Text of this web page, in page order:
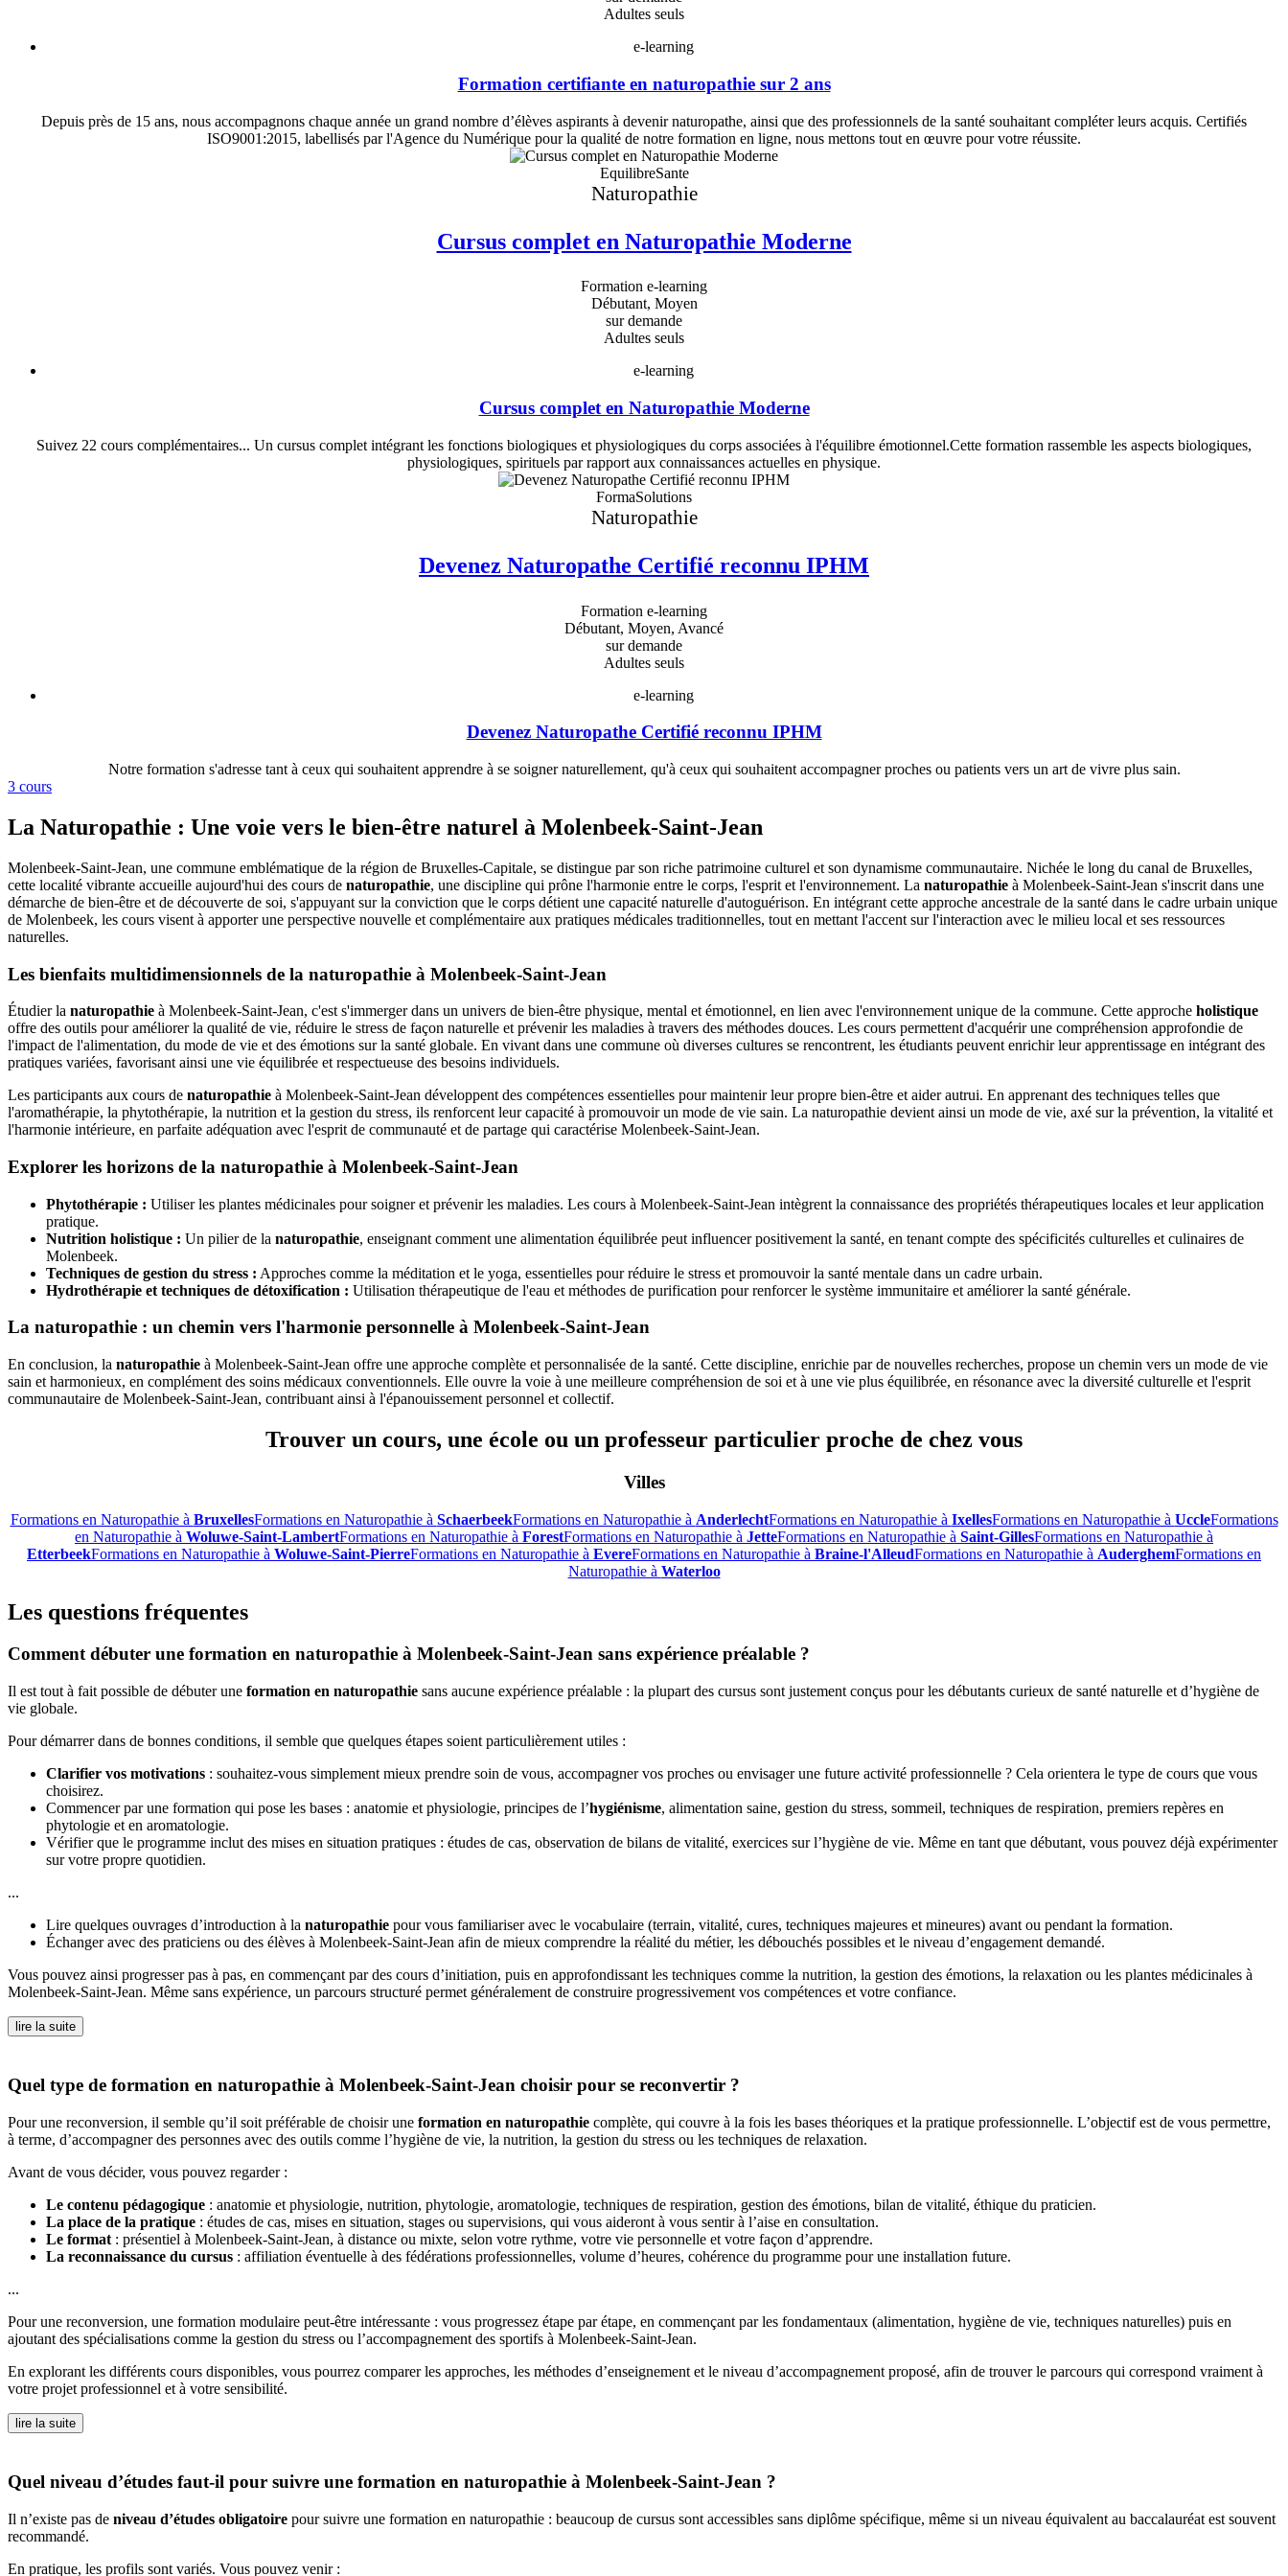
Adultes seuls
e-learning
Formation certifiante en naturopathie sur 2 ans
Depuis près de 15 ans, nous accompagnons chaque année un grand nombre d’élèves aspirants à devenir naturopathe, ainsi que des professionnels de la santé souhaitant compléter leurs acquis. Certifiés
ISO9001:2015, labellisés par l'Agence du Numérique pour la qualité de notre formation en ligne, nous mettons tout en œuvre pour votre réussite.
EquilibreSante
Naturopathie
Cursus complet en Naturopathie Moderne
Formation e-learning
Débutant, Moyen
sur demande
Adultes seuls
e-learning
Cursus complet en Naturopathie Moderne
Suivez 22 cours complémentaires... Un cursus complet intégrant les fonctions biologiques et physiologiques du corps associées à l'équilibre émotionnel.Cette formation rassemble les aspects biologiques,
physiologiques, spirituels par rapport aux connaissances actuelles en physique.
FormaSolutions
Naturopathie
Devenez Naturopathe Certifié reconnu IPHM
Formation e-learning
Débutant, Moyen, Avancé
sur demande
Adultes seuls
e-learning
Devenez Naturopathe Certifié reconnu IPHM
Notre formation s'adresse tant à ceux qui souhaitent apprendre à se soigner naturellement, qu'à ceux qui souhaitent accompagner proches ou patients vers un art de vivre plus sain.
3 cours
La Naturopathie : Une voie vers le bien-être naturel à Molenbeek-Saint-Jean
Molenbeek-Saint-Jean, une commune emblématique de la région de Bruxelles-Capitale, se distingue par son riche patrimoine culturel et son dynamisme communautaire. Nichée le long du canal de Bruxelles,
cette localité vibrante accueille aujourd'hui des cours de naturopathie, une discipline qui prône l'harmonie entre le corps, l'esprit et l'environnement. La naturopathie à Molenbeek-Saint-Jean s'inscrit dans une
démarche de bien-être et de découverte de soi, s'appuyant sur la conviction que le corps détient une capacité naturelle d'autoguérison. En intégrant cette approche ancestrale de la santé dans le cadre urbain unique
de Molenbeek, les cours visent à apporter une perspective nouvelle et complémentaire aux pratiques médicales traditionnelles, tout en mettant l'accent sur l'interaction avec le milieu local et ses ressources
naturelles.
Les bienfaits multidimensionnels de la naturopathie à Molenbeek-Saint-Jean
Étudier la naturopathie à Molenbeek-Saint-Jean, c'est s'immerger dans un univers de bien-être physique, mental et émotionnel, en lien avec l'environnement unique de la commune. Cette approche holistique
offre des outils pour améliorer la qualité de vie, réduire le stress de façon naturelle et prévenir les maladies à travers des méthodes douces. Les cours permettent d'acquérir une compréhension approfondie de
l'impact de l'alimentation, du mode de vie et des émotions sur la santé globale. En vivant dans une commune où diverses cultures se rencontrent, les étudiants peuvent enrichir leur apprentissage en intégrant des
pratiques variées, favorisant ainsi une vie équilibrée et respectueuse des besoins individuels.
Les participants aux cours de naturopathie à Molenbeek-Saint-Jean développent des compétences essentielles pour maintenir leur propre bien-être et aider autrui. En apprenant des techniques telles que
l'aromathérapie, la phytothérapie, la nutrition et la gestion du stress, ils renforcent leur capacité à promouvoir un mode de vie sain. La naturopathie devient ainsi un mode de vie, axé sur la prévention, la vitalité et
l'harmonie intérieure, en parfaite adéquation avec l'esprit de communauté et de partage qui caractérise Molenbeek-Saint-Jean.
Explorer les horizons de la naturopathie à Molenbeek-Saint-Jean
Phytothérapie : Utiliser les plantes médicinales pour soigner et prévenir les maladies. Les cours à Molenbeek-Saint-Jean intègrent la connaissance des propriétés thérapeutiques locales et leur application
pratique.
Nutrition holistique : Un pilier de la naturopathie, enseignant comment une alimentation équilibrée peut influencer positivement la santé, en tenant compte des spécificités culturelles et culinaires de
Molenbeek.
Techniques de gestion du stress : Approches comme la méditation et le yoga, essentielles pour réduire le stress et promouvoir la santé mentale dans un cadre urbain.
Hydrothérapie et techniques de détoxification : Utilisation thérapeutique de l'eau et méthodes de purification pour renforcer le système immunitaire et améliorer la santé générale.
La naturopathie : un chemin vers l'harmonie personnelle à Molenbeek-Saint-Jean
En conclusion, la naturopathie à Molenbeek-Saint-Jean offre une approche complète et personnalisée de la santé. Cette discipline, enrichie par de nouvelles recherches, propose un chemin vers un mode de vie
sain et harmonieux, en complément des soins médicaux conventionnels. Elle ouvre la voie à une meilleure compréhension de soi et à une vie plus équilibrée, en résonance avec la diversité culturelle et l'esprit
communautaire de Molenbeek-Saint-Jean, contribuant ainsi à l'épanouissement personnel et collectif.
Trouver un cours, une école ou un professeur particulier proche de chez vous
Villes
Formations en Naturopathie à BruxellesFormations en Naturopathie à SchaerbeekFormations en Naturopathie à AnderlechtFormations en Naturopathie à IxellesFormations en Naturopathie à UccleFormations
en Naturopathie à Woluwe-Saint-LambertFormations en Naturopathie à ForestFormations en Naturopathie à JetteFormations en Naturopathie à Saint-GillesFormations en Naturopathie à
EtterbeekFormations en Naturopathie à Woluwe-Saint-PierreFormations en Naturopathie à EvereFormations en Naturopathie à Braine-l'AlleudFormations en Naturopathie à AuderghemFormations en
Naturopathie à Waterloo
Les questions fréquentes
Comment débuter une formation en naturopathie à Molenbeek-Saint-Jean sans expérience préalable ?
Il est tout à fait possible de débuter une formation en naturopathie sans aucune expérience préalable : la plupart des cursus sont justement conçus pour les débutants curieux de santé naturelle et d’hygiène de
vie globale.
Pour démarrer dans de bonnes conditions, il semble que quelques étapes soient particulièrement utiles :
Clarifier vos motivations : souhaitez-vous simplement mieux prendre soin de vous, accompagner vos proches ou envisager une future activité professionnelle ? Cela orientera le type de cours que vous
choisirez.
Commencer par une formation qui pose les bases : anatomie et physiologie, principes de l’hygiénisme, alimentation saine, gestion du stress, sommeil, techniques de respiration, premiers repères en
phytologie et en aromatologie.
Vérifier que le programme inclut des mises en situation pratiques : études de cas, observation de bilans de vitalité, exercices sur l’hygiène de vie. Même en tant que débutant, vous pouvez déjà expérimenter
sur votre propre quotidien.
...
Lire quelques ouvrages d’introduction à la naturopathie pour vous familiariser avec le vocabulaire (terrain, vitalité, cures, techniques majeures et mineures) avant ou pendant la formation.
Échanger avec des praticiens ou des élèves à Molenbeek-Saint-Jean afin de mieux comprendre la réalité du métier, les débouchés possibles et le niveau d’engagement demandé.
Vous pouvez ainsi progresser pas à pas, en commençant par des cours d’initiation, puis en approfondissant les techniques comme la nutrition, la gestion des émotions, la relaxation ou les plantes médicinales à
Molenbeek-Saint-Jean. Même sans expérience, un parcours structuré permet généralement de construire progressivement vos compétences et votre confiance.
lire la suite
Quel type de formation en naturopathie à Molenbeek-Saint-Jean choisir pour se reconvertir ?
Pour une reconversion, il semble qu’il soit préférable de choisir une formation en naturopathie complète, qui couvre à la fois les bases théoriques et la pratique professionnelle. L’objectif est de vous permettre,
à terme, d’accompagner des personnes avec des outils comme l’hygiène de vie, la nutrition, la gestion du stress ou les techniques de relaxation.
Avant de vous décider, vous pouvez regarder :
Le contenu pédagogique : anatomie et physiologie, nutrition, phytologie, aromatologie, techniques de respiration, gestion des émotions, bilan de vitalité, éthique du praticien.
La place de la pratique : études de cas, mises en situation, stages ou supervisions, qui vous aideront à vous sentir à l’aise en consultation.
Le format : présentiel à Molenbeek-Saint-Jean, à distance ou mixte, selon votre rythme, votre vie personnelle et votre façon d’apprendre.
La reconnaissance du cursus : affiliation éventuelle à des fédérations professionnelles, volume d’heures, cohérence du programme pour une installation future.
...
Pour une reconversion, une formation modulaire peut-être intéressante : vous progressez étape par étape, en commençant par les fondamentaux (alimentation, hygiène de vie, techniques naturelles) puis en
ajoutant des spécialisations comme la gestion du stress ou l’accompagnement des sportifs à Molenbeek-Saint-Jean.
En explorant les différents cours disponibles, vous pourrez comparer les approches, les méthodes d’enseignement et le niveau d’accompagnement proposé, afin de trouver le parcours qui correspond vraiment à
votre projet professionnel et à votre sensibilité.
lire la suite
Quel niveau d’études faut-il pour suivre une formation en naturopathie à Molenbeek-Saint-Jean ?
Il n’existe pas de niveau d’études obligatoire pour suivre une formation en naturopathie : beaucoup de cursus sont accessibles sans diplôme spécifique, même si un niveau équivalent au baccalauréat est souvent
recommandé.
En pratique, les profils sont variés. Vous pouvez venir :